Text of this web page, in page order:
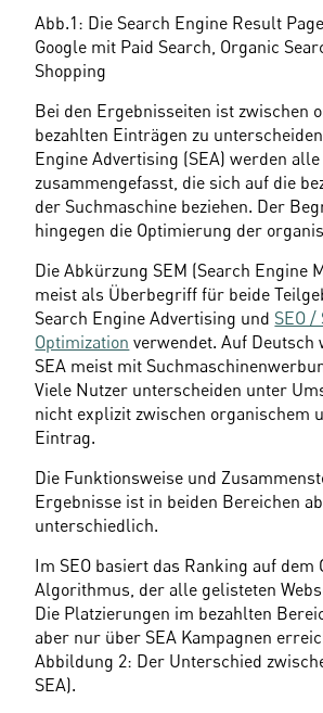
Abb.1: Die Search Engine Result
Google mit Paid Search, Organic
Shopping
Bei den Ergebnisseiten ist zwischen
bezahlten Einträgen zu
Engine Advertising (SEA) werden
zusammengefasst, die sich auf die
der Suchmaschine beziehen. Der
hingegen die Optimierung der
Die Abkürzung SEM (Search Engine
meist als Überbegriff für beide
Search Engine Advertising und SEO
Optimization verwendet. Auf
SEA meist mit
Viele Nutzer unterscheiden unter
nicht explizit zwischen organischem
Eintrag.
Die Funktionsweise und
Ergebnisse ist in beiden Bereichen
unterschiedlich.
Im SEO basiert das Ranking auf dem
Algorithmus, der alle gelisteten
Die Platzierungen im bezahlten
aber nur über SEA Kampagnen
Abbildung 2: Der Unterschied
SEA).